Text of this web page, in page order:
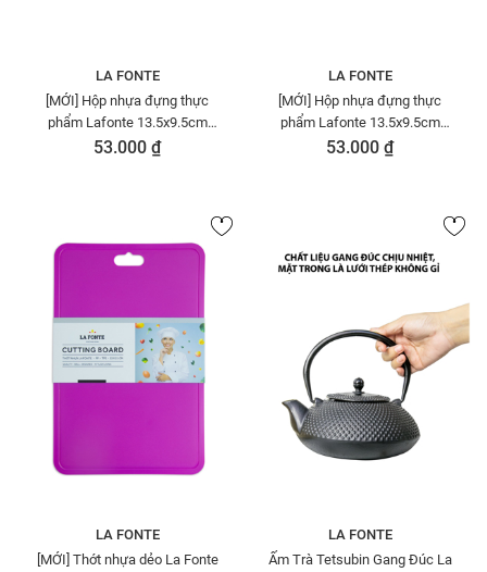
LA FONTE
[MỚI] Hộp nhựa đựng thực
phẩm Lafonte 13.5x9.5cm
900ml - 180961-BEI
53.000 ₫
LA FONTE
[MỚI] Hộp nhựa đựng thực
phẩm Lafonte 13.5x9.5cm
900ml Màu Xanh Dương -
53.000 ₫
LA FONTE
[MỚI] Thớt nhựa dẻo La Fonte
LA FONTE
Ấm Trà Tetsubin Gang Đúc La